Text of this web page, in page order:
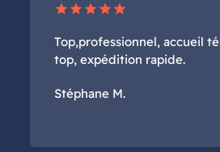
star star star star star
Top,professionnel, accueil
top, expédition rapide.
Stéphane M.